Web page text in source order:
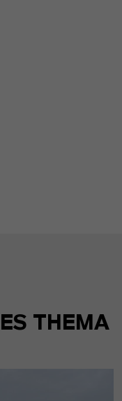
THEMA